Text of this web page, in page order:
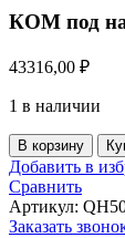
КОМ под
43316,00 ₽
1 в наличии
Количество
товара
КОМ
под
насос
В корзину
Добавить в
Сравнить
Артикул:
Заказать